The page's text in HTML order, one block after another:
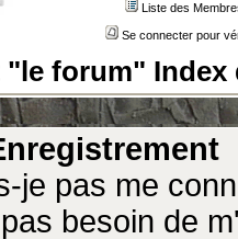
Liste des
Se connecter pour
"le forum" Index
je pas me
besoin de